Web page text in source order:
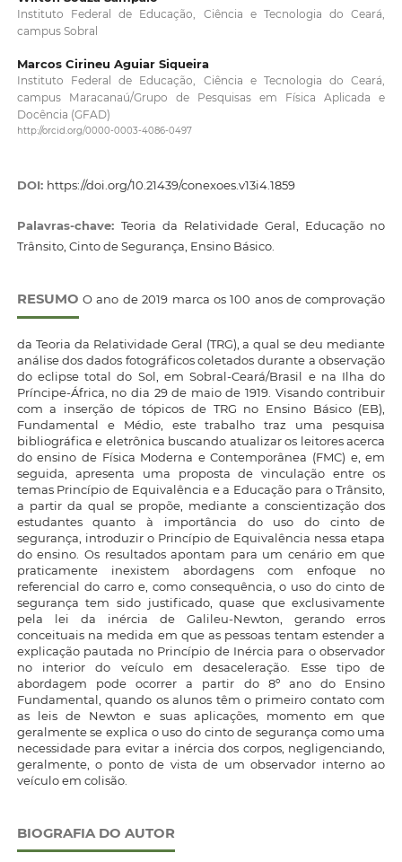
Instituto Federal de Educação, Ciência e Tecnologia do Ceará,
campus Sobral
Marcos Cirineu Aguiar Siqueira
Instituto Federal de Educação, Ciência e Tecnologia do Ceará,
campus Maracanaú/Grupo de Pesquisas em Física Aplicada e
Docência (GFAD)
http://orcid.org/0000-0003-4086-0497
DOI: https://doi.org/10.21439/conexoes.v13i4.1859
Palavras-chave: Teoria da Relatividade Geral, Educação no
Trânsito, Cinto de Segurança, Ensino Básico.
RESUMO O ano de 2019 marca os 100 anos de comprovação
da Teoria da Relatividade Geral (TRG), a qual se deu mediante
análise dos dados fotográficos coletados durante a observação
do eclipse total do Sol, em Sobral-Ceará/Brasil e na Ilha do
Príncipe-África, no dia 29 de maio de 1919. Visando contribuir
com a inserção de tópicos de TRG no Ensino Básico (EB),
Fundamental e Médio, este trabalho traz uma pesquisa
bibliográfica e eletrônica buscando atualizar os leitores acerca
do ensino de Física Moderna e Contemporânea (FMC) e, em
seguida, apresenta uma proposta de vinculação entre os
temas Princípio de Equivalência e a Educação para o Trânsito,
a partir da qual se propõe, mediante a conscientização dos
estudantes quanto à importância do uso do cinto de
segurança, introduzir o Princípio de Equivalência nessa etapa
do ensino. Os resultados apontam para um cenário em que
praticamente inexistem abordagens com enfoque no
referencial do carro e, como consequência, o uso do cinto de
segurança tem sido justificado, quase que exclusivamente
pela lei da inércia de Galileu-Newton, gerando erros
conceituais na medida em que as pessoas tentam estender a
explicação pautada no Princípio de Inércia para o observador
no interior do veículo em desaceleração. Esse tipo de
abordagem pode ocorrer a partir do 8º ano do Ensino
Fundamental, quando os alunos têm o primeiro contato com
as leis de Newton e suas aplicações, momento em que
geralmente se explica o uso do cinto de segurança como uma
necessidade para evitar a inércia dos corpos, negligenciando,
geralmente, o ponto de vista de um observador interno ao
veículo em colisão.
BIOGRAFIA DO AUTOR